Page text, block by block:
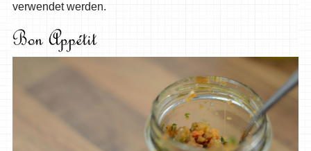
verwendet werden.